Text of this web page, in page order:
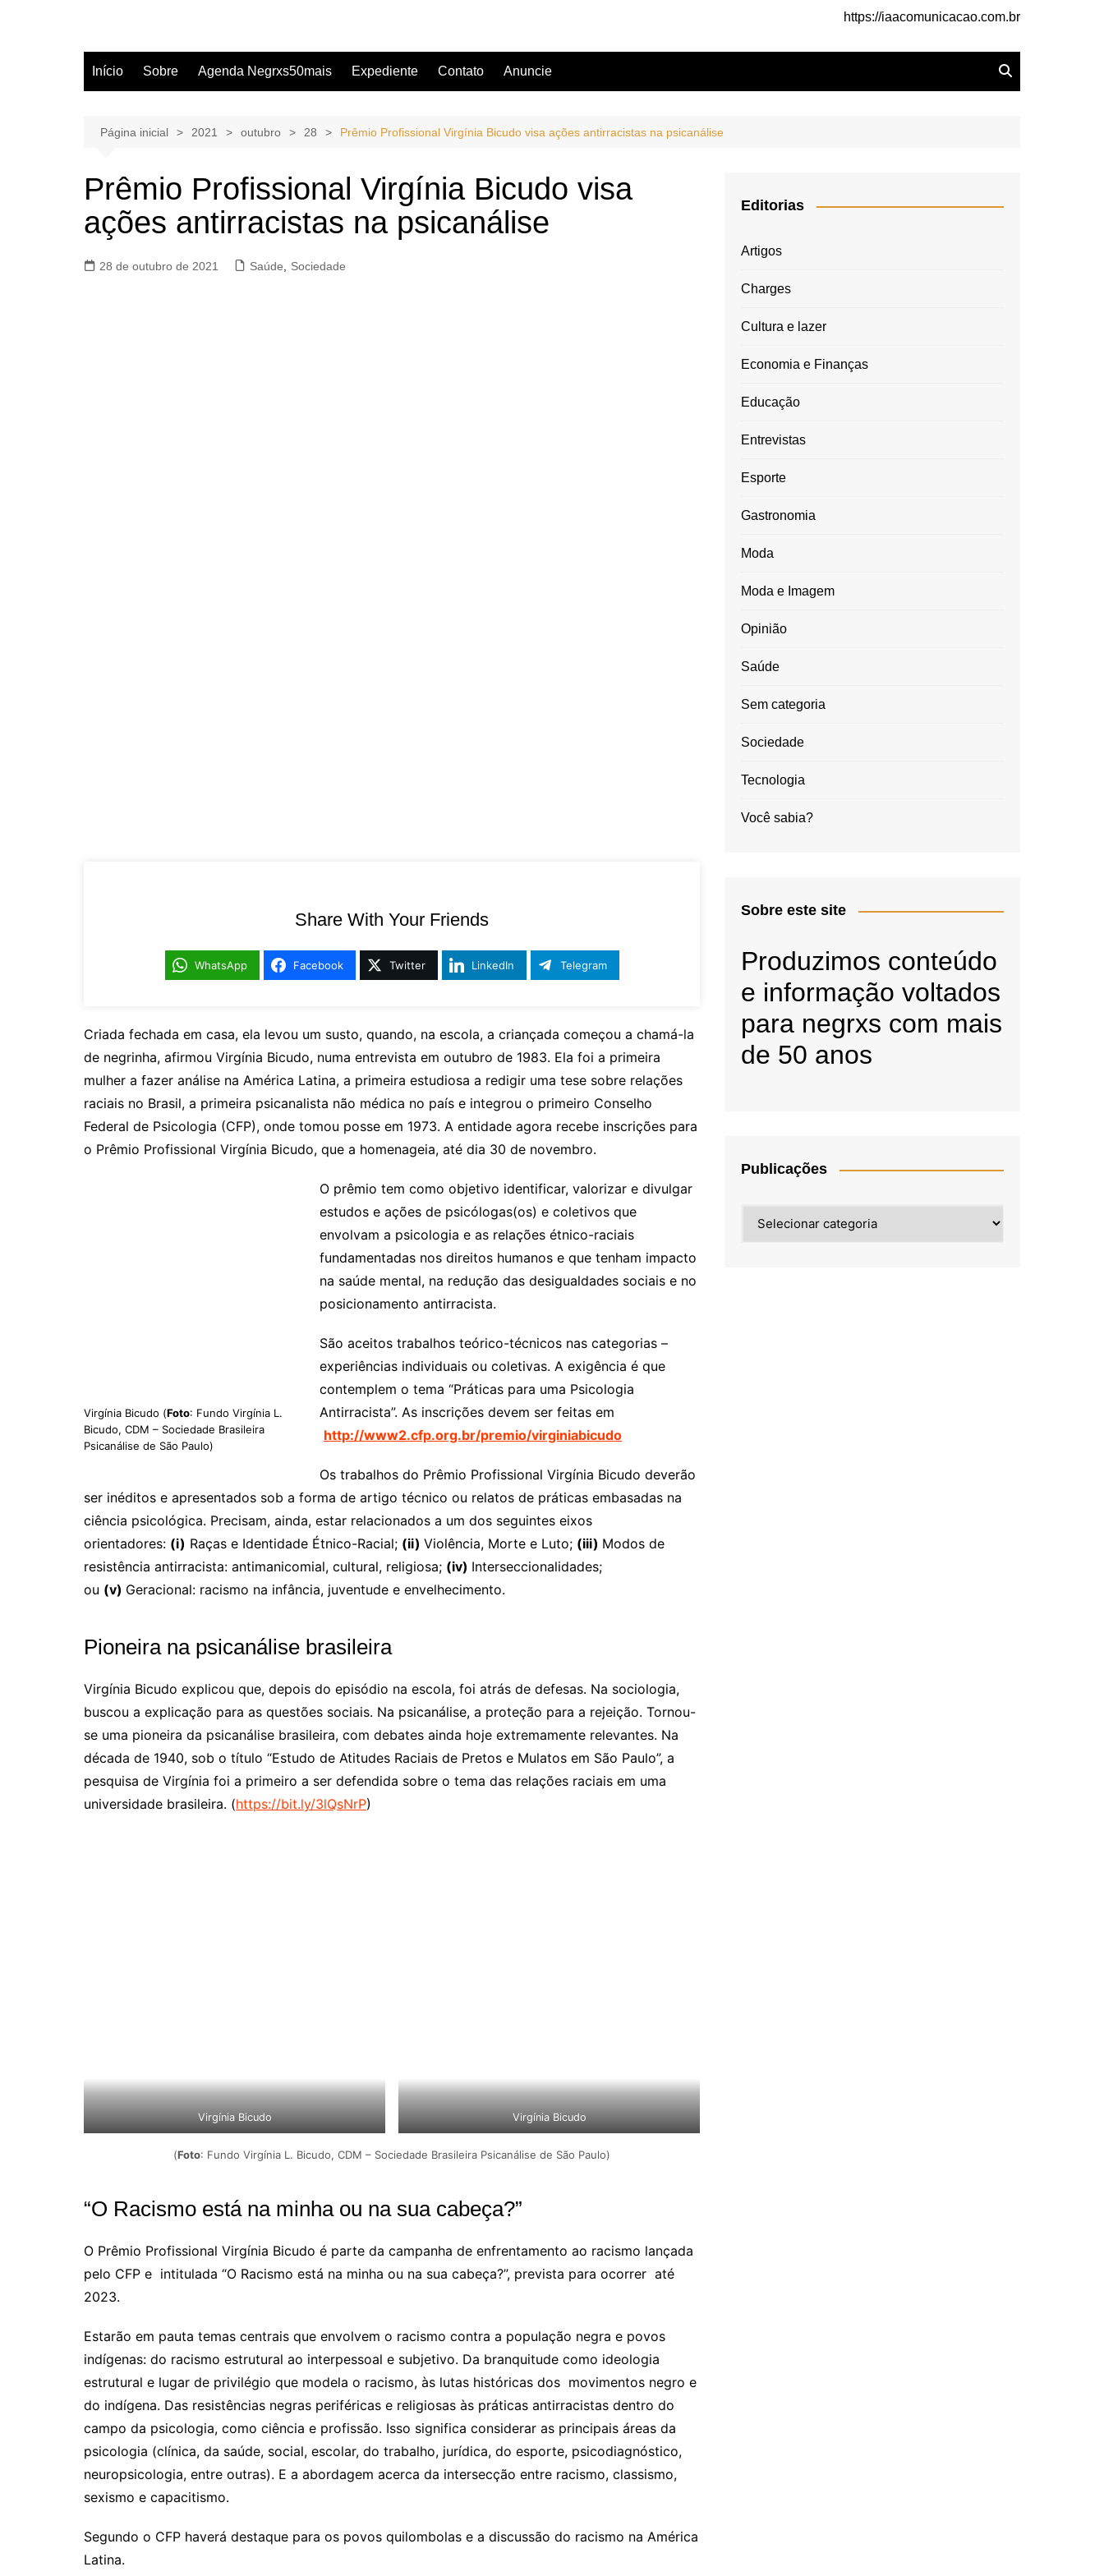
https://iaacomunicacao.com.br
Início Sobre Agenda Negrxs50mais Expediente Contato Anuncie
Página inicial 2021 outubro 28 Prêmio Profissional Virgínia Bicudo visa ações antirracistas na psicanálise
Prêmio Profissional Virgínia Bicudo visa
ações antirracistas na psicanálise
28 de outubro de 2021 Saúde Sociedade
Share With Your Friends
WhatsApp Facebook Twitter LinkedIn Telegram
Criada fechada em casa, ela levou um susto, quando, na escola, a criançada começou a chamá-la
de negrinha, afirmou Virgínia Bicudo, numa entrevista em outubro de 1983. Ela foi a primeira
mulher a fazer análise na América Latina, a primeira estudiosa a redigir uma tese sobre relações
raciais no Brasil, a primeira psicanalista não médica no país e integrou o primeiro Conselho
Federal de Psicologia (CFP), onde tomou posse em 1973. A entidade agora recebe inscrições para
o Prêmio Profissional Virgínia Bicudo, que a homenageia, até dia 30 de novembro.
Virgínia Bicudo (Foto: Fundo Virgínia L.
Bicudo, CDM – Sociedade Brasileira
Psicanálise de São Paulo)
O prêmio tem como objetivo identificar, valorizar e divulgar
estudos e ações de psicólogas(os) e coletivos que
envolvam a psicologia e as relações étnico-raciais
fundamentadas nos direitos humanos e que tenham impacto
na saúde mental, na redução das desigualdades sociais e no
posicionamento antirracista.
São aceitos trabalhos teórico-técnicos nas categorias –
experiências individuais ou coletivas. A exigência é que
contemplem o tema “Práticas para uma Psicologia
Antirracista”. As inscrições devem ser feitas em
http://www2.cfp.org.br/premio/virginiabicudo
Os trabalhos do Prêmio Profissional Virgínia Bicudo deverão
ser inéditos e apresentados sob a forma de artigo técnico ou relatos de práticas embasadas na
ciência psicológica. Precisam, ainda, estar relacionados a um dos seguintes eixos
orientadores: (i) Raças e Identidade Étnico-Racial; (ii) Violência, Morte e Luto; (iii) Modos de
resistência antirracista: antimanicomial, cultural, religiosa; (iv) Interseccionalidades;
ou (v) Geracional: racismo na infância, juventude e envelhecimento.
Pioneira na psicanálise brasileira
Virgínia Bicudo explicou que, depois do episódio na escola, foi atrás de defesas. Na sociologia,
buscou a explicação para as questões sociais. Na psicanálise, a proteção para a rejeição. Tornou-
se uma pioneira da psicanálise brasileira, com debates ainda hoje extremamente relevantes. Na
década de 1940, sob o título “Estudo de Atitudes Raciais de Pretos e Mulatos em São Paulo”, a
pesquisa de Virgínia foi a primeiro a ser defendida sobre o tema das relações raciais em uma
universidade brasileira. (https://bit.ly/3lQsNrP)
Virgínia Bicudo Virgínia Bicudo
(Foto: Fundo Virgínia L. Bicudo, CDM – Sociedade Brasileira Psicanálise de São Paulo)
“O Racismo está na minha ou na sua cabeça?”
O Prêmio Profissional Virgínia Bicudo é parte da campanha de enfrentamento ao racismo lançada
pelo CFP e intitulada “O Racismo está na minha ou na sua cabeça?”, prevista para ocorrer até
2023.
Estarão em pauta temas centrais que envolvem o racismo contra a população negra e povos
indígenas: do racismo estrutural ao interpessoal e subjetivo. Da branquitude como ideologia
estrutural e lugar de privilégio que modela o racismo, às lutas históricas dos movimentos negro e
do indígena. Das resistências negras periféricas e religiosas às práticas antirracistas dentro do
campo da psicologia, como ciência e profissão. Isso significa considerar as principais áreas da
psicologia (clínica, da saúde, social, escolar, do trabalho, jurídica, do esporte, psicodiagnóstico,
neuropsicologia, entre outras). E a abordagem acerca da intersecção entre racismo, classismo,
sexismo e capacitismo.
Segundo o CFP haverá destaque para os povos quilombolas e a discussão do racismo na América
Latina.
Editorias
Artigos
Charges
Cultura e lazer
Economia e Finanças
Educação
Entrevistas
Esporte
Gastronomia
Moda
Moda e Imagem
Opinião
Saúde
Sem categoria
Sociedade
Tecnologia
Você sabia?
Sobre este site
Produzimos conteúdo
e informação voltados
para negrxs com mais
de 50 anos
Publicações